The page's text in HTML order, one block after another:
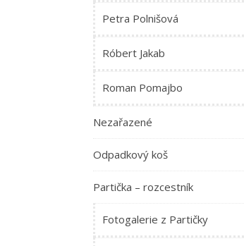
Petra Polnišová
Róbert Jakab
Roman Pomajbo
Nezařazené
Odpadkový koš
Partička – rozcestník
Fotogalerie z Partičky